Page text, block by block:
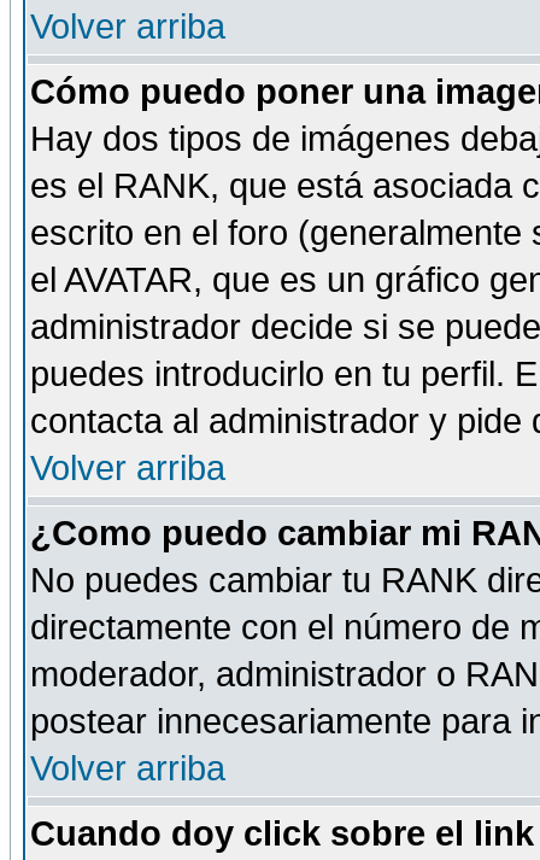
Volver arriba
Cómo puedo poner una
Hay dos tipos de imágenes
es el RANK, que está asociada
escrito en el foro
el AVATAR, que es un gráfico
administrador decide si se
puedes introducirlo en tu perfil.
contacta al administrador y
Volver arriba
¿Como puedo cambiar mi
No puedes cambiar tu RANK
directamente con el número de
moderador, administrador o
postear innecesariamente para
Volver arriba
Cuando doy click sobre el